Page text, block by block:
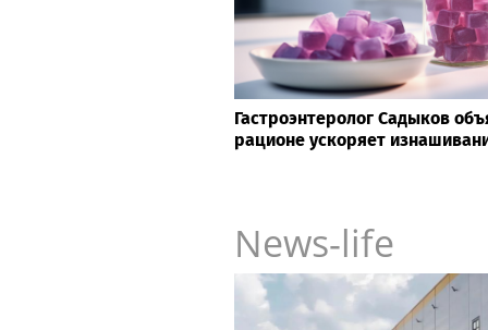
Гастроэнтеролог Садыков
рационе ускоряет
News-life